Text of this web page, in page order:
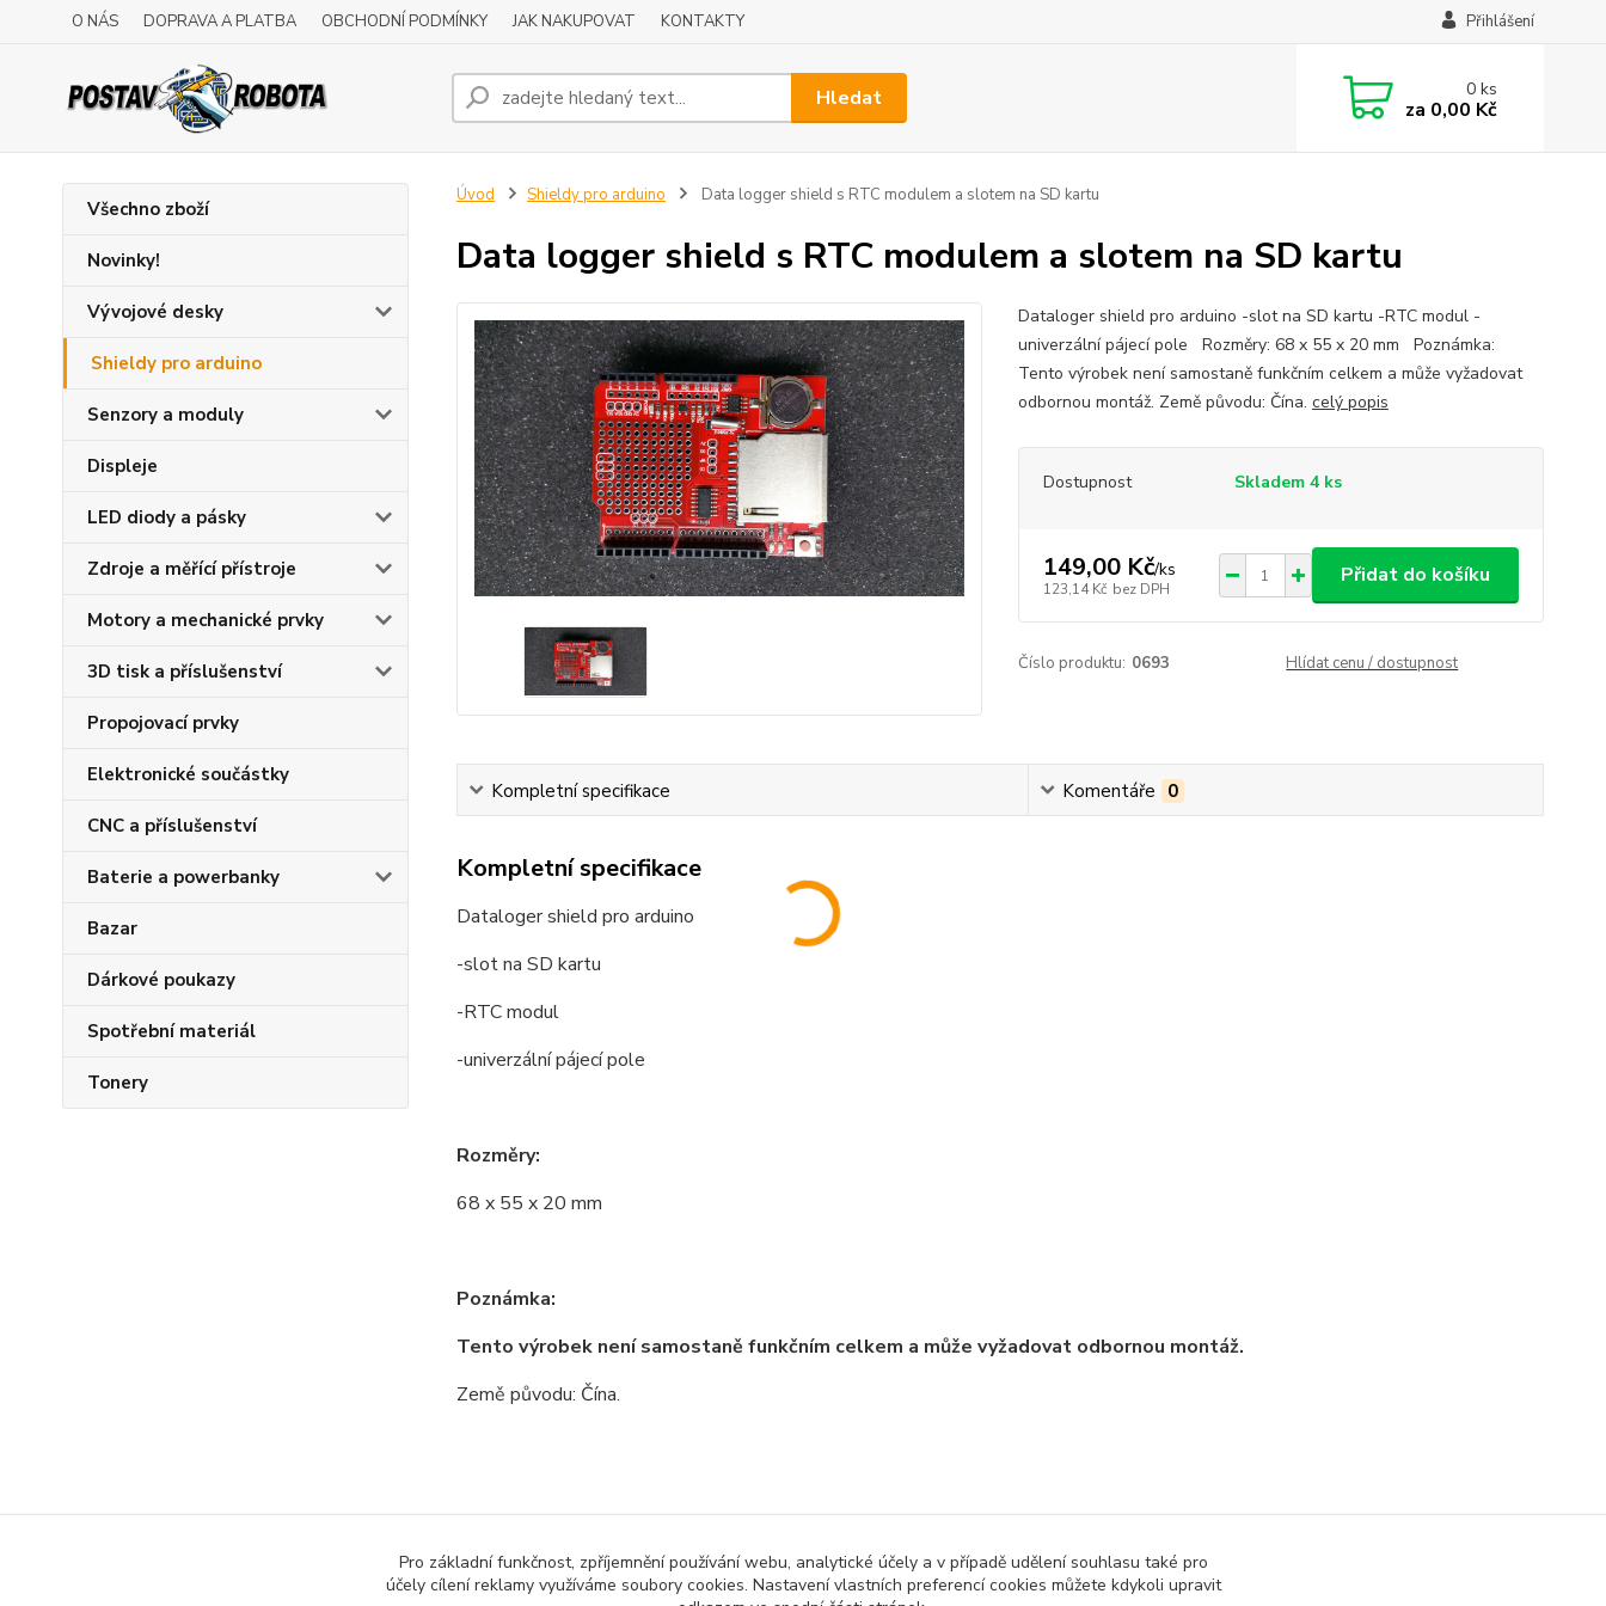
O NÁS DOPRAVA A PLATBA OBCHODNÍ PODMÍNKY JAK NAKUPOVAT KONTAKTY Přihlášení
Hledat 0ks
za 0,00 Kč
Všechno zboží
Novinky!
Vývojové desky
Shieldy pro arduino
Senzory a moduly
Displeje
LED diody a pásky
Zdroje a měřící přístroje
Motory a mechanické prvky
3D tisk a příslušenství
Propojovací prvky
Elektronické součástky
CNC a příslušenství
Baterie a powerbanky
Bazar
Dárkové poukazy
Spotřební materiál
Tonery
Úvod Shieldy pro arduino Data logger shield s RTC modulem a slotem na SD kartu
Data logger shield s RTC modulem a slotem na SD kartu
Dataloger shield pro arduino -slot na SD kartu -RTC modul -
univerzální pájecí pole Rozměry: 68 x 55 x 20 mm Poznámka:
Tento výrobek není samostaně funkčním celkem a může vyžadovat
odbornou montáž. Země původu: Čína. celý popis
Dostupnost Skladem 4 ks
149,00 Kč/ks
123,14 Kč bez DPH
Přidat do košíku
Číslo produktu: 0693 Hlídat cenu / dostupnost
Kompletní specifikace Komentáře 0
Kompletní specifikace
Dataloger shield pro arduino
-slot na SD kartu
-RTC modul
-univerzální pájecí pole
Rozměry:
68 x 55 x 20 mm
Poznámka:
Tento výrobek není samostaně funkčním celkem a může vyžadovat odbornou montáž.
Země původu: Čína.
Zboží zařazeno v kategoriích
Pro základní funkčnost, zpříjemnění používání webu, analytické účely a v případě udělení souhlasu také pro
účely cílení reklamy využíváme soubory cookies. Nastavení vlastních preferencí cookies můžete kdykoli upravit